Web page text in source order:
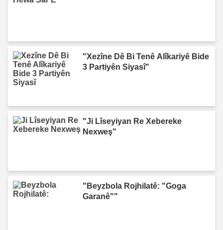
"Xezîne Dê Bi Tenê Alîkariyê Bide
3 Partiyên Siyasî"
"Ji Lîseyiyan Re Xebereke
Nexweş"
"Beyzbola Rojhilatê: "Goga
Garanê""